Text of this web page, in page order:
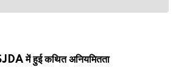
में हुई कथित अनियमितता